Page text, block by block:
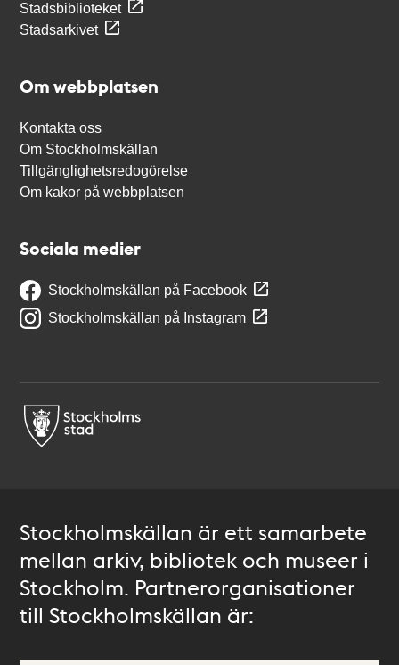
Stadsbiblioteket
Stadsarkivet
Om webbplatsen
Kontakta oss
Om Stockholmskällan
Tillgänglighetsredogörelse
Om kakor på webbplatsen
Sociala medier
Stockholmskällan på Facebook
Stockholmskällan på Instagram
Stockholmskällan är ett samarbete
mellan arkiv, bibliotek och museer i
Stockholm. Partnerorganisationer
till Stockholmskällan är: